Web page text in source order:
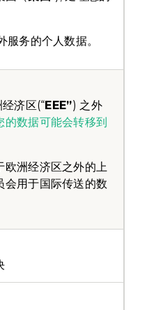
务的个人数据。
济区(“EEE”) 之外
的数据可能会转移到
欧洲经济区之外的上
会用于国际传送的数